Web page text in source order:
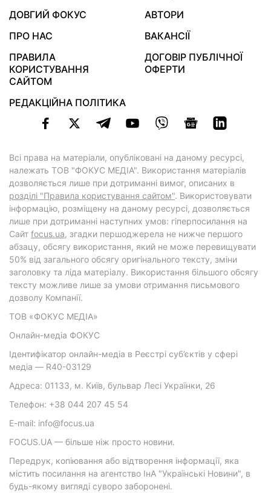
ДОВГИЙ ФОКУС
АВТОРИ
ПРО НАС
ВАКАНСІЇ
ПРАВИЛА
КОРИСТУВАННЯ
САЙТОМ
ДОГОВІР ПУБЛІЧНОЇ
ОФЕРТИ
РЕДАКЦІЙНА ПОЛІТИКА
Всі права на матеріали, опубліковані на даному ресурсі,
належать ТОВ "ФОКУС МЕДІА". Використання матеріалів
дозволяється лише при дотриманні вимог, описаних в
розділі "Правила користування сайтом". Використовувати
інформацію, розміщену на даному ресурсі, дозволяється
лише при дотриманні наступних умов: гіперпосилання на
Cайт focus.ua, згадки першоджерела не нижче першого
абзацу, обсягу використання, який не може перевищувати
50% від загального обсягу оригінального тексту, зміни
заголовку та ліда матеріалу. Використання більшого обсягу
тексту можливе лише за умови отримання письмового
дозволу Компанії.
ТОВ «ФОКУС МЕДІА»
Онлайн-медіа ФОКУС
Ідентифікатор онлайн-медіа в Реєстрі суб’єктів у сфері
медіа — R40-03129
Адреса: 01133, м. Київ, бульвар Лесі Українки, 26
Телефон: +38 044 207 45 54
E-mail: info@focus.ua
FOCUS.UA — більше ніж просто новини.
Передрук, копіювання або відтворення інформації, яка
містить посилання на агентство ІнА "Українські Новини", в
будь-якому вигляді суворо заборонені.